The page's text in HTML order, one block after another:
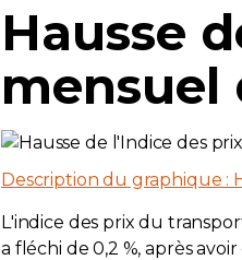
Hausse
mensuel
Description du graphique :
L'indice des prix du
a fléchi de 0,2 %, après